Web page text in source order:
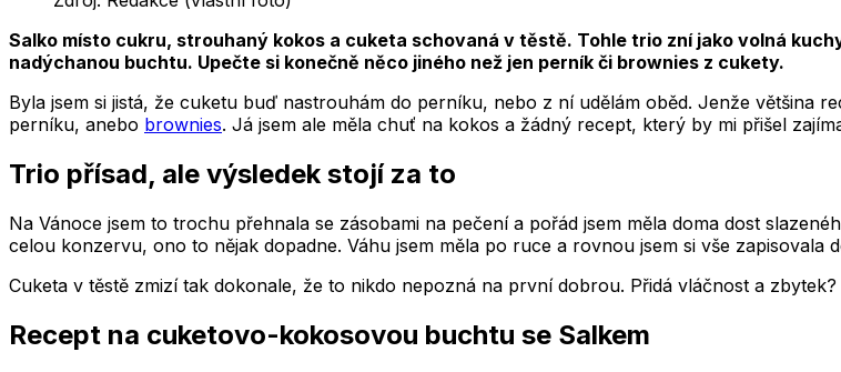
Salko místo cukru, strouhaný kokos a cuketa schovaná v těstě. Tohle trio zní jako volná
nadýchanou buchtu. Upečte si konečně něco jiného než jen perník či brownies z cukety.
Byla jsem si jistá, že cuketu buď nastrouhám do perníku, nebo z ní udělám oběd. Jenže většina
perníku, anebo brownies. Já jsem ale měla chuť na kokos a žádný recept, který by mi přišel
Trio přísad, ale výsledek stojí za to
Na Vánoce jsem to trochu přehnala se zásobami na pečení a pořád jsem měla doma dost
celou konzervu, ono to nějak dopadne. Váhu jsem měla po ruce a rovnou jsem si vše zapisovala
Cuketa v těstě zmizí tak dokonale, že to nikdo nepozná na první dobrou. Přidá vláčnost a
Recept na cuketovo-kokosovou buchtu se Salkem